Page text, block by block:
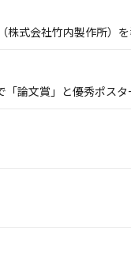
式会社竹内製作所）
論文賞」と優秀ポスタ